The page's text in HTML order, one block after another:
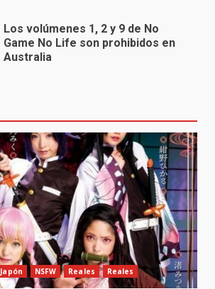
Los volúmenes 1, 2 y 9 de No
Game No Life son prohibidos en
Australia
Japón NSFW Reales Reales